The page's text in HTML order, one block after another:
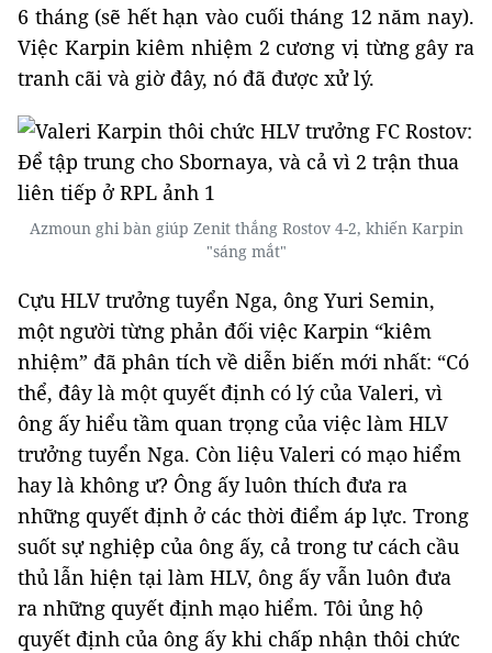
6 tháng (sẽ hết hạn vào cuối tháng 12 năm nay).
Việc Karpin kiêm nhiệm 2 cương vị từng gây ra
tranh cãi và giờ đây, nó đã được xử lý.
Azmoun ghi bàn giúp Zenit thắng Rostov 4-2, khiến Karpin
"sáng mắt"
Cựu HLV trưởng tuyển Nga, ông Yuri Semin,
một người từng phản đối việc Karpin “kiêm
nhiệm” đã phân tích về diễn biến mới nhất: “Có
thể, đây là một quyết định có lý của Valeri, vì
ông ấy hiểu tầm quan trọng của việc làm HLV
trưởng tuyển Nga. Còn liệu Valeri có mạo hiểm
hay là không ư? Ông ấy luôn thích đưa ra
những quyết định ở các thời điểm áp lực. Trong
suốt sự nghiệp của ông ấy, cả trong tư cách cầu
thủ lẫn hiện tại làm HLV, ông ấy vẫn luôn đưa
ra những quyết định mạo hiểm. Tôi ủng hộ
quyết định của ông ấy khi chấp nhận thôi chức